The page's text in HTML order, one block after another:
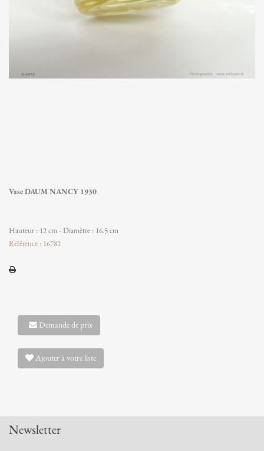
Vase DAUM NANCY 1930
Hauteur : 12 cm - Diamètre : 16.5 cm
Référence : 16782
Demande de prix
Ajouter à votre liste
Newsletter